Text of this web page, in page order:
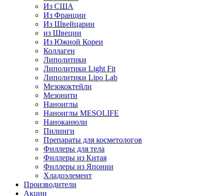
Из США
Из Франции
Из Швейцарии
из Швеции
Из Южной Кореи
Коллаген
Липолитики
Липолитики Light Fit
Липолитики Lipo Lab
Мезококтейли
Мезонити
Наноиглы
Наноиглы MESOLIFE
Наноканюли
Пилинги
Препараты для косметологов
Филлеры для тела
Филлеры из Китая
Филлеры из Японии
Хладоэлемент
Производители
Акции